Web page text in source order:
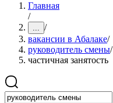
Главная
/
... /
вакансии в Абалаке/
руководитель смены/
частичная занятость